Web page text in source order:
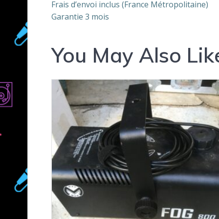
Frais d’envoi inclus (France Métropolitaine)
Garantie 3 mois
You May Also